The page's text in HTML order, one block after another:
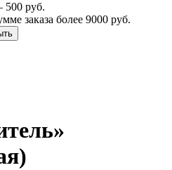
500 руб.
заказа более 9000 руб.